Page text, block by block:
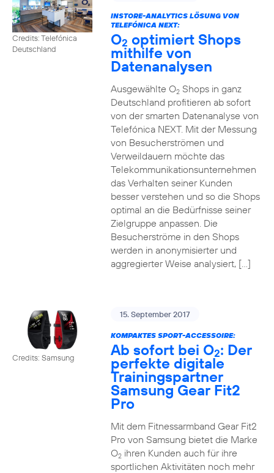
Credits: Telefónica
Deutschland
INSTORE-ANALYTICS LÖSUNG VON
TELEFÓNICA NEXT:
O2 optimiert Shops
mithilfe von
Datenanalysen
Ausgewählte O2Shops in ganz
Deutschland profitieren ab sofort
von der smarten Datenanalyse von
Telefónica NEXT. Mit der Messung
von Besucherströmen und
Verweildauern möchte das
Telekommunikationsunternehmen
das Verhalten seiner Kunden
besser verstehen und so die Shops
optimal an die Bedürfnisse seiner
Zielgruppe anpassen. Die
Besucherströme in den Shops
werden in anonymisierter und
aggregierter Weise analysiert, […]
Credits: Samsung
15. September 2017
KOMPAKTES SPORT-ACCESSOIRE:
Ab sofort bei O2: Der
perfekte digitale
Trainingspartner
Samsung Gear Fit2
Pro
Mit dem Fitnessarmband Gear Fit2
Pro von Samsung bietet die Marke
O2ihren Kunden auch für ihre
sportlichen Aktivitäten noch mehr